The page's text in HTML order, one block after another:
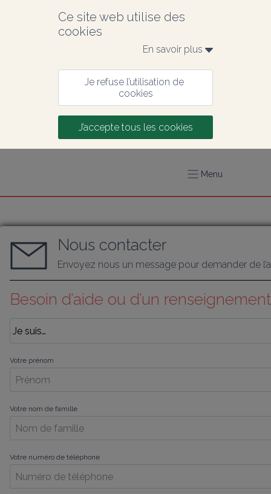
Ce site web utilise des
cookies
En savoir plus
Je refuse l’utilisation de
cookies
J’accepte tous les cookies
Menu
Nous contacter
Envoyez nous un message pour demander de
Besoin d’aide ou d’un
Votre prénom
Votre nom de famille
Votre numéro de téléphone